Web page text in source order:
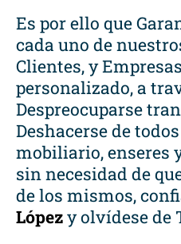
Es por ello que
cada uno de
Clientes, y
personalizado, a
Despreocuparse
Deshacerse de
mobiliario, enseres
sin necesidad de
de los mismos,
Lópezy olvídese de